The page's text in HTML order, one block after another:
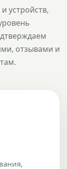
устройств,
отзывами и